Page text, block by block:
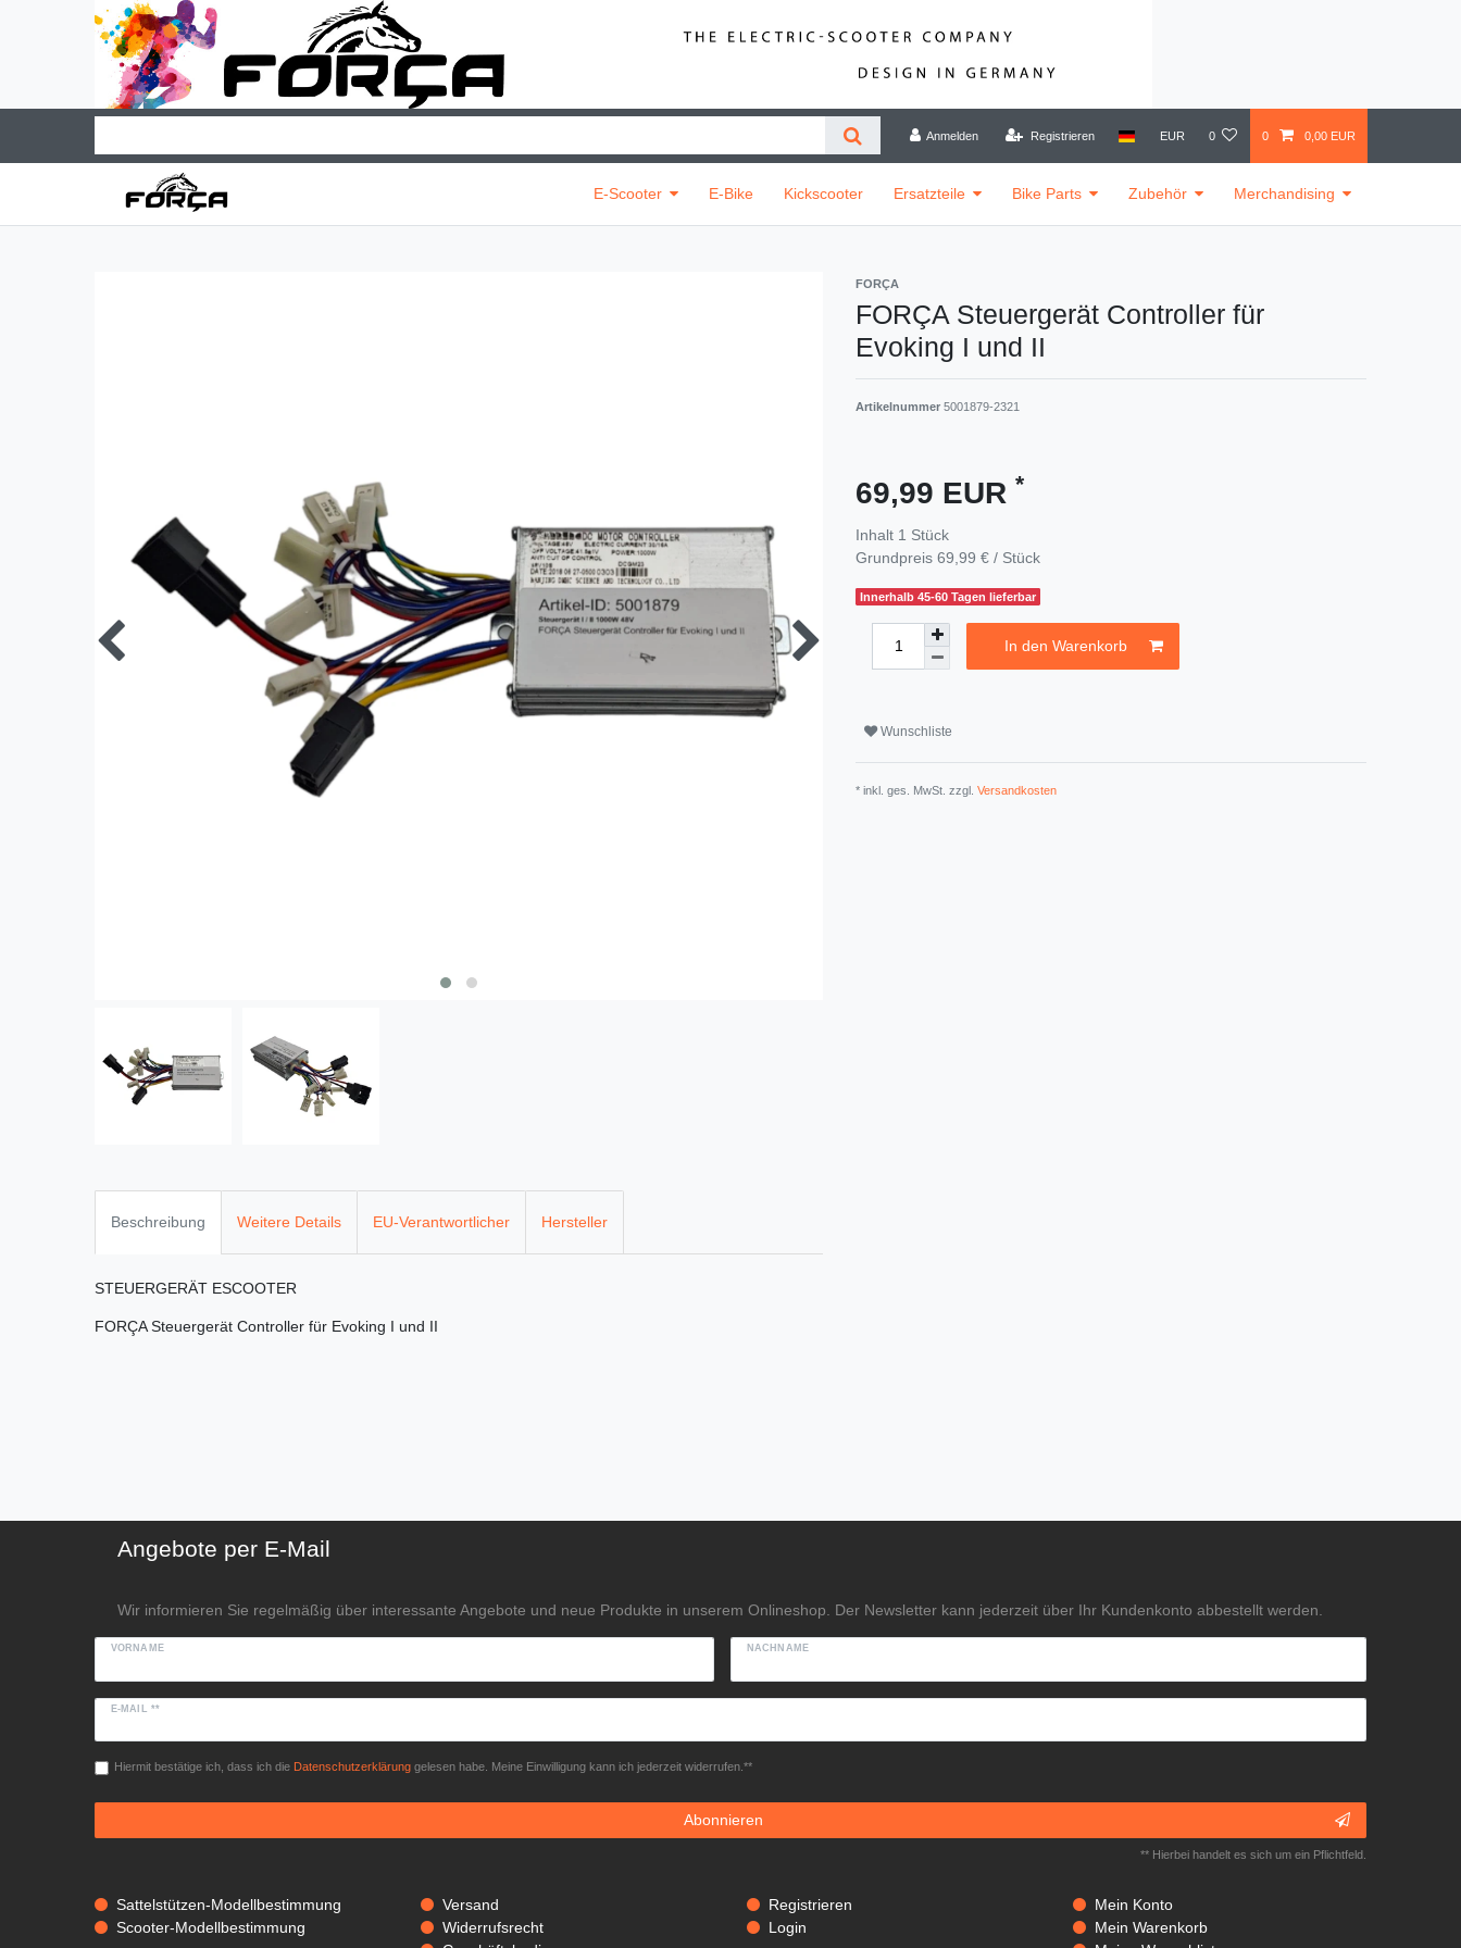
Anmelden Registrieren EUR 0 0 0,00 EUR
E-Scooter E-Bike Kickscooter Ersatzteile Bike Parts Zubehör Merchandising
FORÇA
FORÇA Steuergerät Controller für
Evoking I und II
Artikelnummer 5001879-2321
69,99 EUR *
Inhalt 1 Stück
Grundpreis 69,99 € / Stück
Innerhalb 45-60 Tagen lieferbar
In den Warenkorb
Wunschliste
* inkl. ges. MwSt. zzgl. Versandkosten
Beschreibung Weitere Details EU-Verantwortlicher Hersteller
STEUERGERÄT ESCOOTER
FORÇA Steuergerät Controller für Evoking I und II
Angebote per E-Mail
Wir informieren Sie regelmäßig über interessante Angebote und neue Produkte in unserem Onlineshop. Der Newsletter kann jederzeit über Ihr Kundenkonto abbestellt werden.
VORNAME NACHNAME
E-MAIL **
Hiermit bestätige ich, dass ich die Daten­schutz­erklärunggelesen habe. Meine Einwilligung kann ich jederzeit widerrufen.**
Abonnieren
** Hierbei handelt es sich um ein Pflichtfeld.
Sattelstützen-Modellbestimmung
Scooter-Modellbestimmung
Versand
Widerrufsrecht
Registrieren
Login
Mein Konto
Mein Warenkorb